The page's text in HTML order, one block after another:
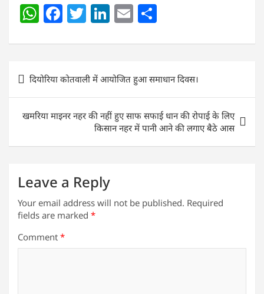
W
at
s
A
p
p
F
c
e
b
o
o
k
T
itt
er
Li
k
e
dI
n
E
ai
l
ar
e
Post
navigation
दियोरिया कोतवाली में आयोजित हुआ समाधान दिवस।
खमरिया माइनर नहर की नहीं हुए साफ सफाई धान की रोपाई के लिए
किसान नहर में पानी आने की लगाए बैठे आस
Leave a Reply
Your email address will not be published. Required
fields are marked *
Comment *